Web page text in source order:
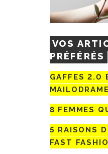
VOS
PRÉFÉRÉS
GAFFES 2.0
8 FEMMES
5 RAISONS
FAST